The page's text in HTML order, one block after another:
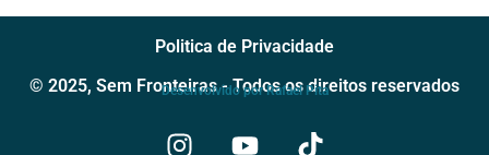
Politica de Privacidade
© 2025, Sem Fronteiras - Todos os direitos reservados
Desenvolvido por Rafael Pita